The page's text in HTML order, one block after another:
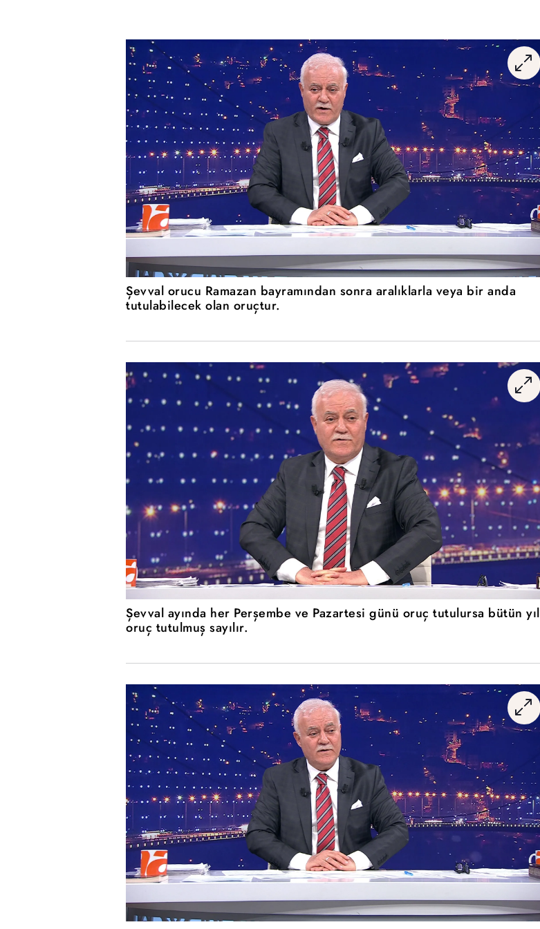
Şevval orucu Ramazan bayramından sonra aralıklarla veya bir anda
tutulabilecek olan oruçtur.
Şevval ayında her Perşembe ve Pazartesi günü oruç tutulursa bütün yıl
oruç tutulmuş sayılır.